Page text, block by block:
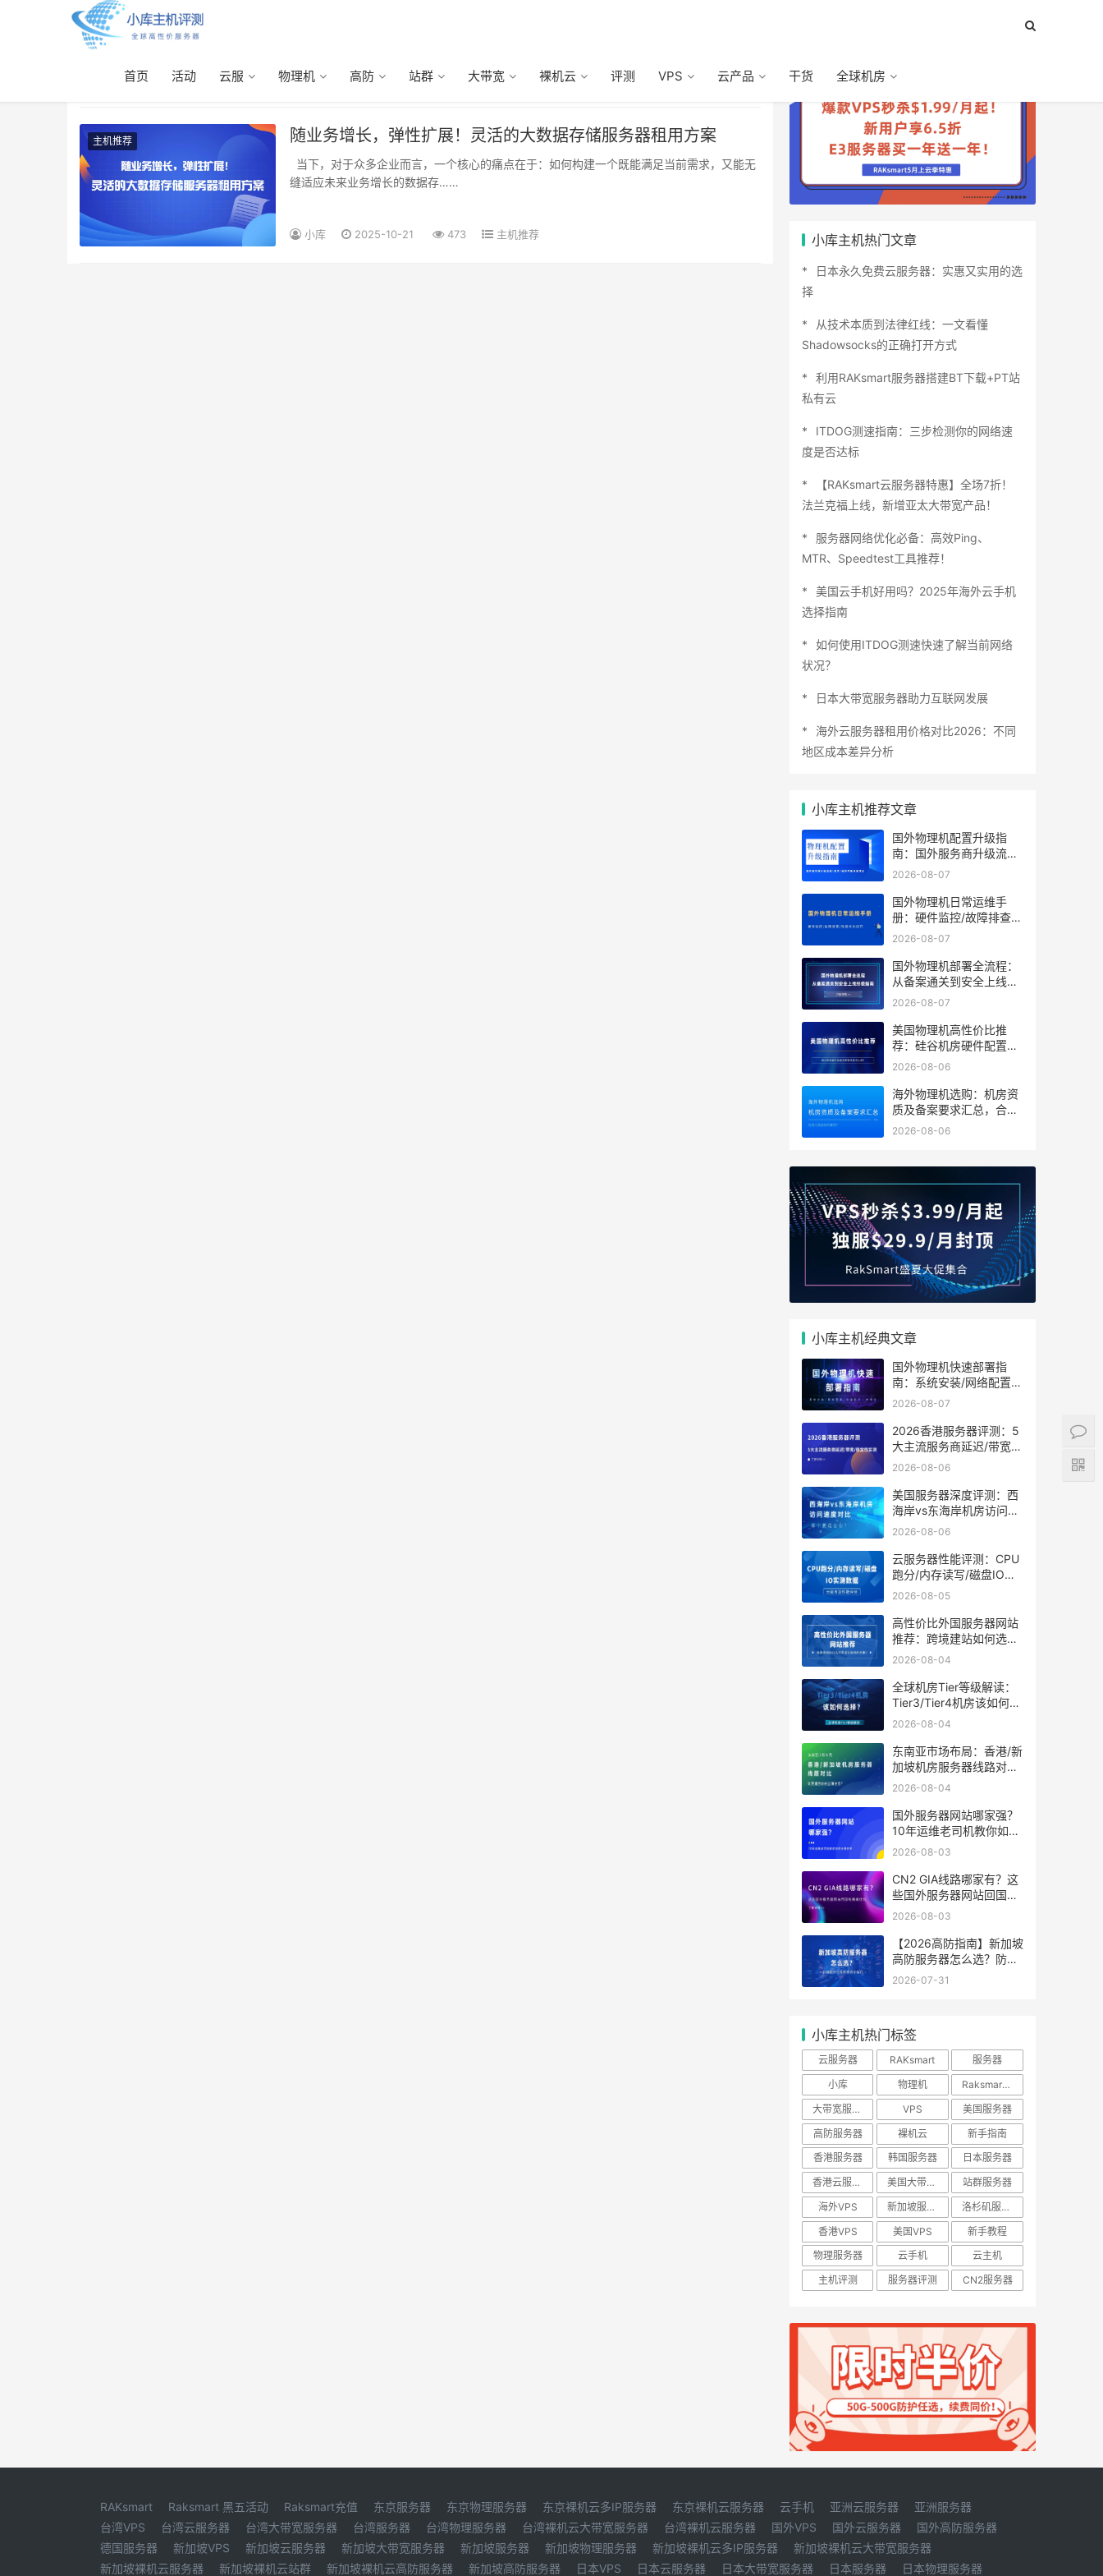
首页 活动 云服 物理机 高防 站群 大带宽 裸机云 评测 VPS 云产品 干货 全球机房
大数据存储服务器租用
主机推荐 随业务增长，弹性扩展！灵活的大数据存储服务器租用方案
缝适应未来业务增长的数据存……
小库 2025-10-21 473 主机推荐 小库主机热门文章
日本永久免费云服务器：实惠又实用的选
择
从技术本质到法律红线：一文看懂
Shadowsocks的正确打开方式
利用RAKsmart服务器搭建BT下载+PT站
私有云
ITDOG测速指南：三步检测你的网络速
度是否达标
【RAKsmart云服务器特惠】全场7折！
法兰克福上线，新增亚太大带宽产品！
服务器网络优化必备：高效Ping、
MTR、Speedtest工具推荐！
美国云手机好用吗？2025年海外云手机
选择指南
如何使用ITDOG测速快速了解当前网络
状况？
日本大带宽服务器助力互联网发展
海外云服务器租用价格对比2026：不同
地区成本差异分析
小库主机推荐文章
国外物理机配置升级指
南：国外服务商升级流程/
成本/业务中断风险对比
2026-08-07
国外物理机日常运维手
册：硬件监控/故障排查/
性能优化技巧
2026-08-07
国外物理机部署全流程：
从备案通关到安全上线终
极指南
2026-08-07
美国物理机高性价比推
荐：硅谷机房硬件配置及
带宽方案怎么选？
2026-08-06
海外物理机选购：机房资
质及备案要求汇总，合规
与性能如何兼得？
2026-08-06
小库主机经典文章
国外物理机快速部署指
南：系统安装/网络配置/
安全防护一步到位
2026-08-07
2026香港服务器评测：5
大主流服务商延迟/带宽/
稳定性实测
2026-08-06
美国服务器深度评测：西
海岸vs东海岸机房访问速
度对比，哪个更适合你？
2026-08-06
云服务器性能评测：CPU
跑分/内存读写/磁盘IO实
测数据
2026-08-05
高性价比外国服务器网站
推荐：跨境建站如何选到
靠谱又省钱的方案？
2026-08-04
全球机房Tier等级解读：
Tier3/Tier4机房该如何选
择？
2026-08-04
东南亚市场布局：香港/新
加坡机房服务器线路对
比，谁更适合你的出海业
2026-08-04
国外服务器网站哪家强？
10年运维老司机教你如何
分辨好坏
2026-08-03
CN2 GIA线路哪家有？这
些国外服务器网站回国线
路最优化
2026-08-03
【2026高防指南】新加坡
高防服务器怎么选？防御
能力与线路性价比排行
2026-07-31
小库主机热门标签
云服务器 RAKsmart
服务器
小库
物理机
Raksmart优惠
大带宽服务器
VPS
美国服务器
高防服务器
裸机云
新手指南
香港服务器
韩国服务器
日本服务器
香港云服务器
美国大带宽服务器
站群服务器
海外VPS
新加坡服务器
洛杉矶服务器
香港VPS
美国VPS
新手教程
物理服务器
云手机
云主机
主机评测
服务器评测 CN2服务器
RAKsmart Raksmart 黑五活动 Raksmart充值 东京服务器 东京物理服务器 东京裸机云多IP服务器 东京裸机云服务器 云手机 亚洲云服务器
亚洲服务器
台湾VPS
台湾云服务器 台湾大带宽服务器 台湾服务器 台湾物理服务器 台湾裸机云大带宽服务器 台湾裸机云服务器 国外VPS 国外云服务器
国外高防服务器
德国服务器
新加坡VPS 新加坡云服务器 新加坡大带宽服务器 新加坡服务器 新加坡物理服务器 新加坡裸机云多IP服务器
新加坡裸机云大带宽服务器
新加坡裸机云服务器
新加坡裸机云站群 新加坡裸机云高防服务器 新加坡高防服务器 日本VPS 日本云服务器 日本大带宽服务器 日本服务器 日本物理服务器